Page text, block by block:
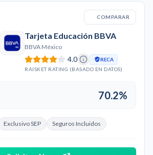
COMPARAR
Tarjeta Educación BBVA
BBVA México
4.0
RECA
RAISKET RATING (BASADO EN DATOS)
70.2%
Exclusivo SEP Seguros Incluidos